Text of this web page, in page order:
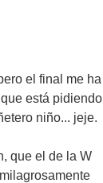
el final me ha
está pidiendo
niño... jeje.
que el de la W